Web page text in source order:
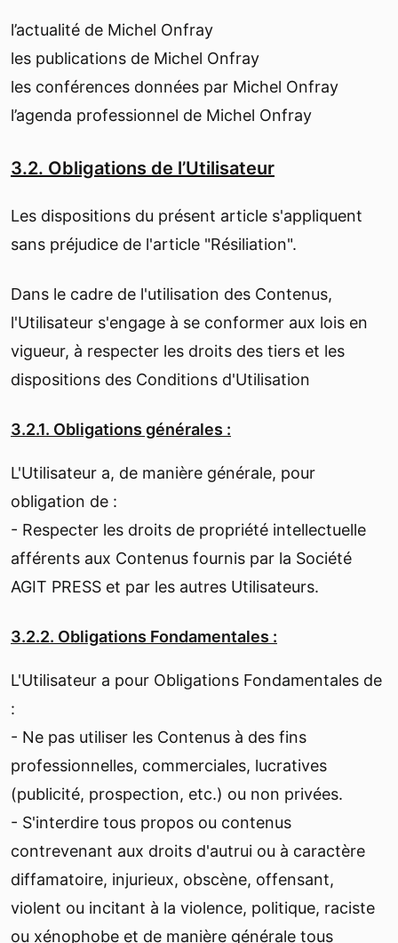
l’actualité de Michel Onfray
les publications de Michel Onfray
les conférences données par Michel Onfray
l’agenda professionnel de Michel Onfray
3.2. Obligations de l’Utilisateur
Les dispositions du présent article s'appliquent
sans préjudice de l'article "Résiliation".
Dans le cadre de l'utilisation des Contenus,
l'Utilisateur s'engage à se conformer aux lois en
vigueur, à respecter les droits des tiers et les
dispositions des Conditions d'Utilisation
3.2.1. Obligations générales :
L'Utilisateur a, de manière générale, pour
obligation de :
- Respecter les droits de propriété intellectuelle
afférents aux Contenus fournis par la Société
AGIT PRESS et par les autres Utilisateurs.
3.2.2. Obligations Fondamentales :
L'Utilisateur a pour Obligations Fondamentales de
:
- Ne pas utiliser les Contenus à des fins
professionnelles, commerciales, lucratives
(publicité, prospection, etc.) ou non privées.
- S'interdire tous propos ou contenus
contrevenant aux droits d'autrui ou à caractère
diffamatoire, injurieux, obscène, offensant,
violent ou incitant à la violence, politique, raciste
ou xénophobe et de manière générale tous